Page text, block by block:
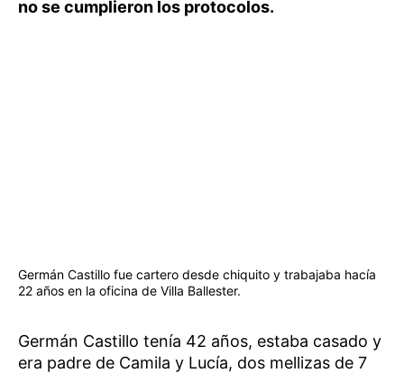
no se cumplieron los protocolos.
Germán Castillo fue cartero desde chiquito y trabajaba hacía
22 años en la oficina de Villa Ballester.
Germán Castillo tenía 42 años, estaba casado y
era padre de Camila y Lucía, dos mellizas de 7